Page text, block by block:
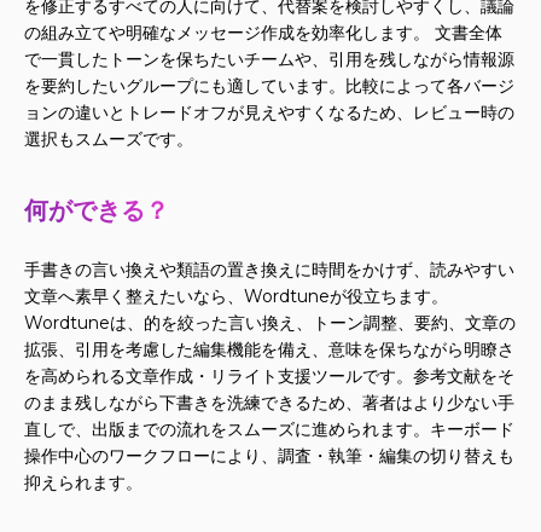
を修正するすべての人に向けて、代替案を検討しやすくし、議論
の組み立てや明確なメッセージ作成を効率化します。 文書全体
で一貫したトーンを保ちたいチームや、引用を残しながら情報源
を要約したいグループにも適しています。比較によって各バージ
ョンの違いとトレードオフが見えやすくなるため、レビュー時の
選択もスムーズです。
何ができる？
手書きの言い換えや類語の置き換えに時間をかけず、読みやすい
文章へ素早く整えたいなら、Wordtuneが役立ちます。
Wordtuneは、的を絞った言い換え、トーン調整、要約、文章の
拡張、引用を考慮した編集機能を備え、意味を保ちながら明瞭さ
を高められる文章作成・リライト支援ツールです。参考文献をそ
のまま残しながら下書きを洗練できるため、著者はより少ない手
直しで、出版までの流れをスムーズに進められます。キーボード
操作中心のワークフローにより、調査・執筆・編集の切り替えも
抑えられます。